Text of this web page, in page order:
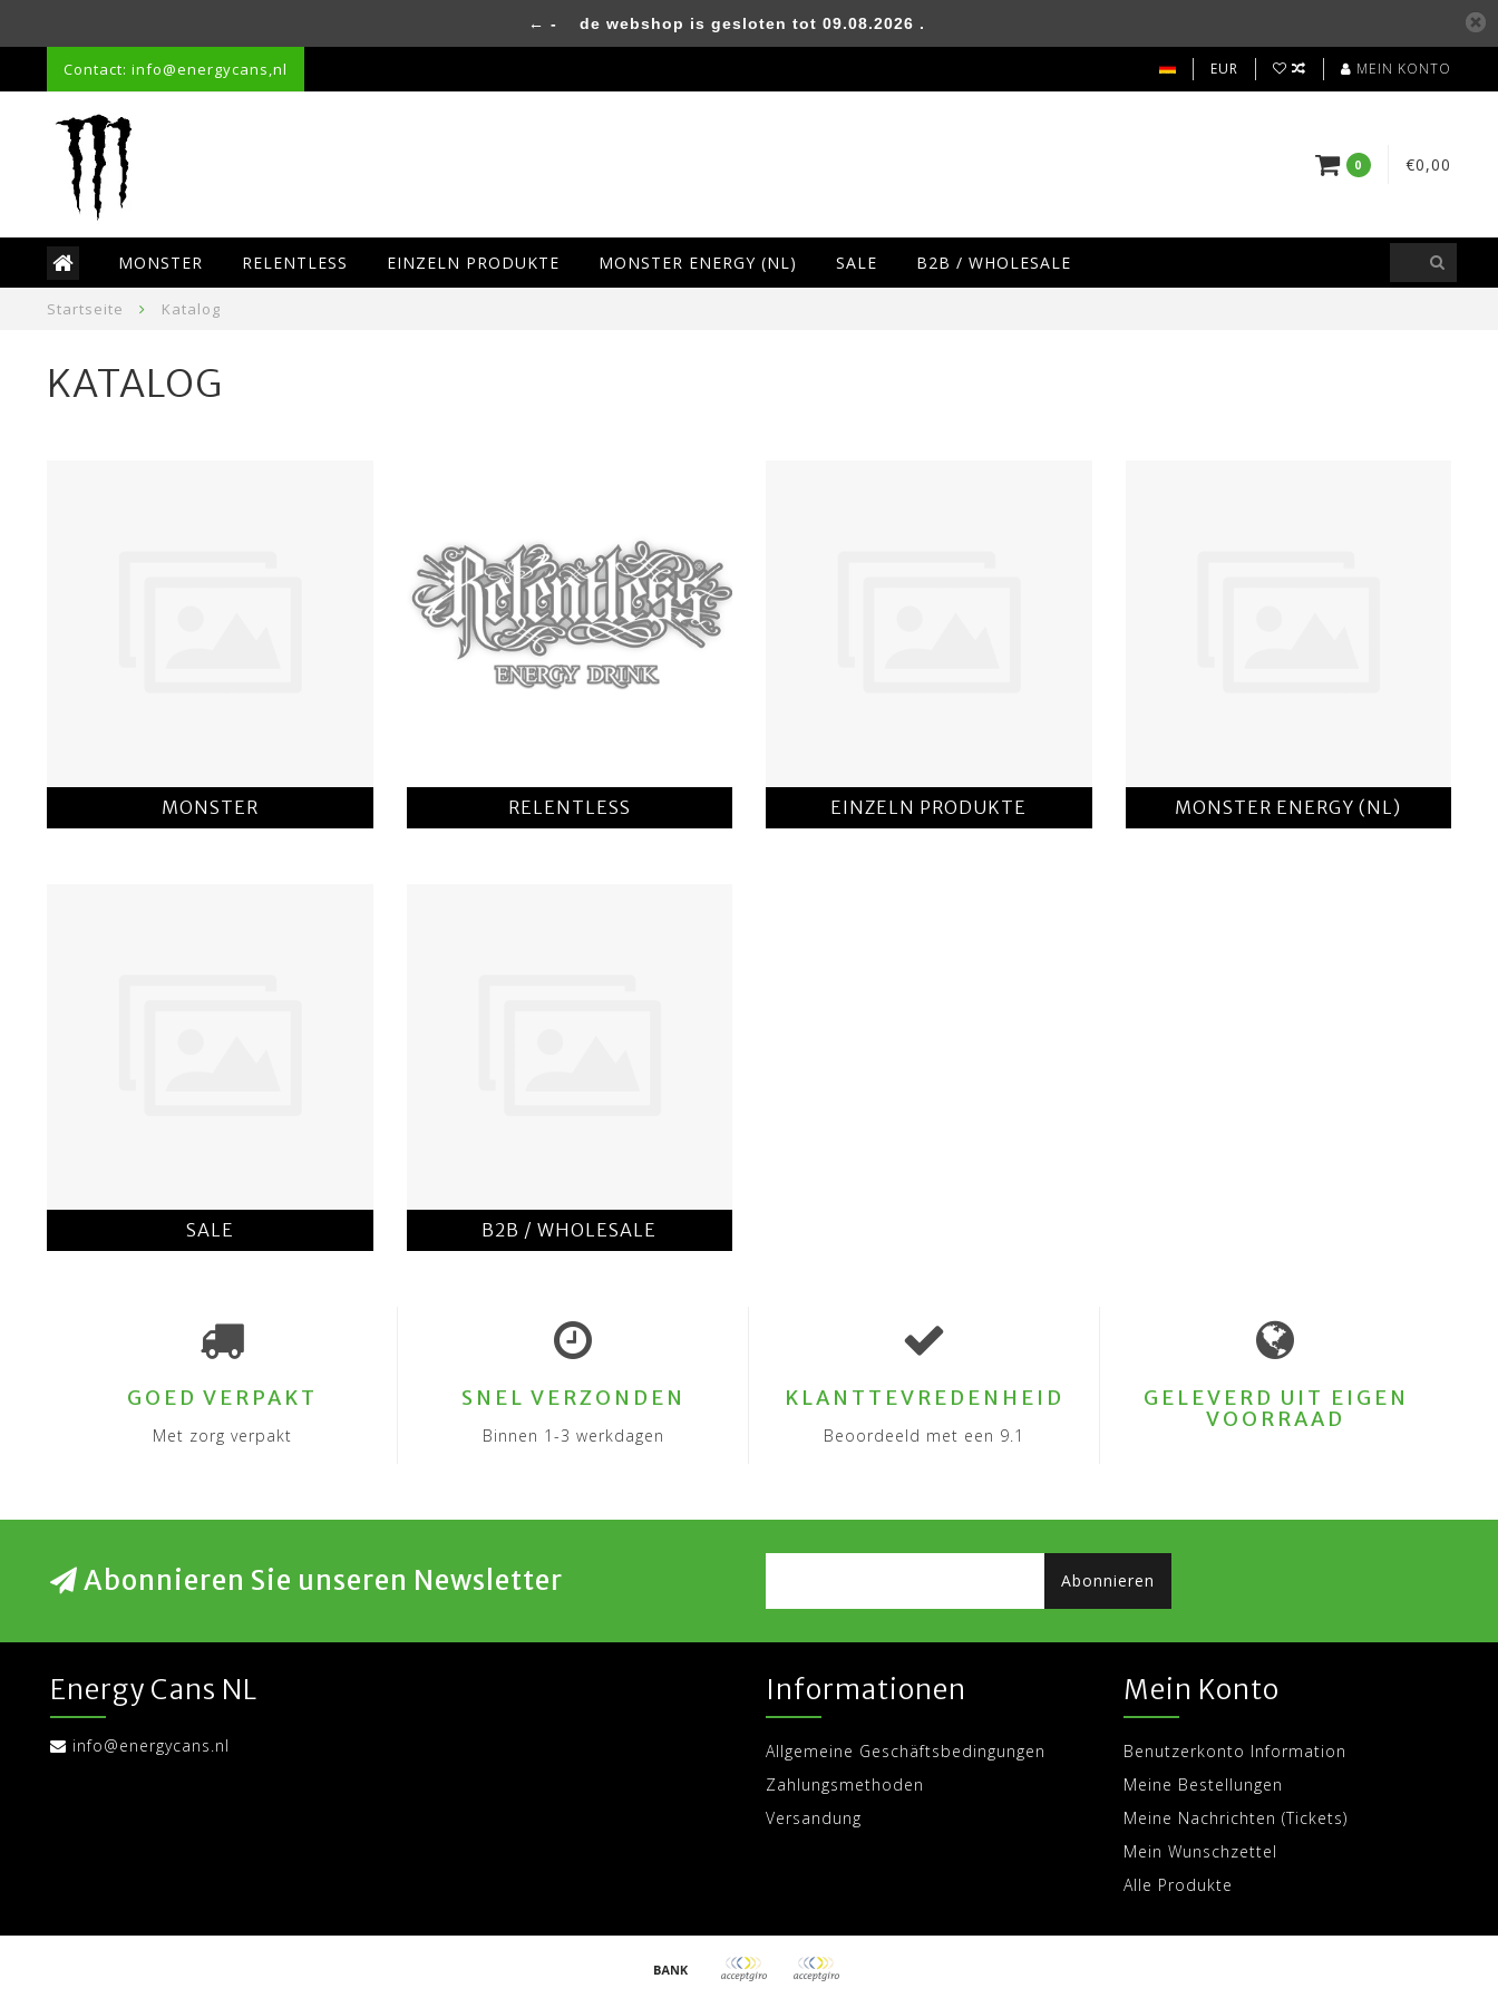
Contact: info@energycans,nl EUR MEIN KONTO
0 €0,00
MONSTER RELENTLESS EINZELN PRODUKTE MONSTER ENERGY (NL) SALE B2B / WHOLESALE
Startseite Katalog
KATALOG
MONSTER RELENTLESS EINZELN PRODUKTE MONSTER ENERGY (NL)
SALE B2B / WHOLESALE
← - de webshop is gesloten tot 09.08.2026 .
GOED VERPAKT
Met zorg verpakt
SNEL VERZONDEN
Binnen 1-3 werkdagen
KLANTTEVREDENHEID
Beoordeeld met een 9.1
GELEVERD UIT EIGEN
VOORRAAD
Abonnieren Sie unseren Newsletter Abonnieren
Energy Cans NL
info@energycans.nl
Informationen
Allgemeine Geschäftsbedingungen
Zahlungsmethoden
Versandung
Mein Konto
Benutzerkonto Information
Meine Bestellungen
Meine Nachrichten (Tickets)
Mein Wunschzettel
Alle Produkte